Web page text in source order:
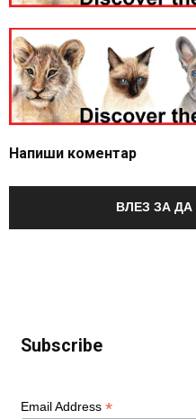
Напиши коментар
ВЛЕЗ ЗА
Subscribe
Email Address *